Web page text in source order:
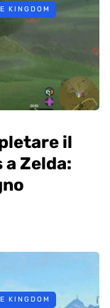
KINGDOM
il
Zelda:
KINGDOM